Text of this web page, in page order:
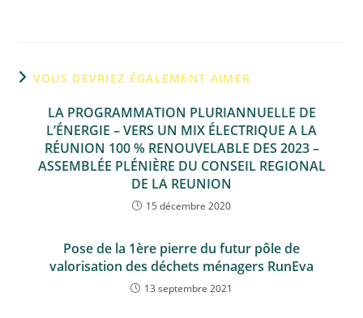
VOUS DEVRIEZ ÉGALEMENT AIMER
LA PROGRAMMATION PLURIANNUELLE DE
L’ÉNERGIE – VERS UN MIX ÉLECTRIQUE A LA
RÉUNION 100 % RENOUVELABLE DES 2023 –
ASSEMBLÉE PLÉNIÈRE DU CONSEIL REGIONAL
DE LA REUNION
15 décembre 2020
Pose de la 1ère pierre du futur pôle de
valorisation des déchets ménagers RunEva
13 septembre 2021